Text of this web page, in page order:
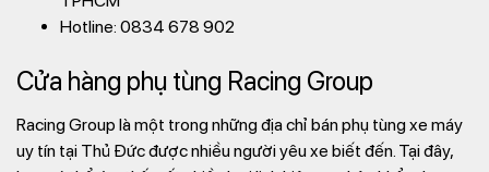
Hotline: 0834 678 902
Cửa hàng phụ tùng Racing Group
Racing Group là một trong những địa chỉ bán phụ tùng xe máy
uy tín tại Thủ Đức được nhiều người yêu xe biết đến. Tại đây,